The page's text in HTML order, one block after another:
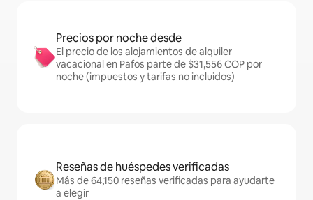
Precios por noche desde
El precio de los alojamientos de alquiler
vacacional en Pafos parte de $31,556 COP por
noche (impuestos y tarifas no incluidos)
Reseñas de huéspedes verificadas
Más de 64,150 reseñas verificadas para ayudarte
a elegir